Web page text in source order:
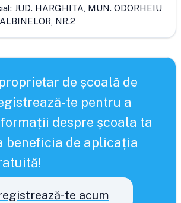
JUD. HARGHITA, MUN. ODORHEIU
NR.2
de școală de
te pentru a
despre școala ta
beneficia de aplicația
te acum